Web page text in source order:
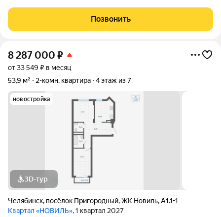
Позвонить
8 287 000 ₽
от 33 549 ₽ в месяц
53,9 м²
2-комн. квартира 4 этаж из 7
новостройка
3D-тур
Челябинск, посёлок Пригородный,ЖК Новиль,А1.1-1
Квартал «НОВИЛЬ», 1 квартал 2027